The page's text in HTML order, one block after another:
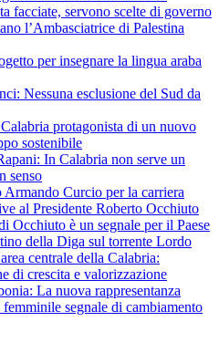
facciate, servono scelte di governo
l’Ambasciatrice di Palestina
per insegnare la lingua araba
Nessuna esclusione del Sud da
protagonista di un nuovo
sostenibile
In Calabria non serve un
senso
Curcio per la carriera
al Presidente Roberto Occhiuto
Occhiuto è un segnale per il Paese
della Diga sul torrente Lordo
centrale della Calabria:
di crescita e valorizzazione
La nuova rappresentanza
segnale di cambiamento